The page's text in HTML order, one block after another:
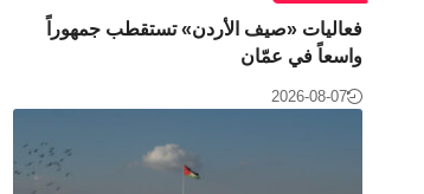
فعاليات «صيف الأردن» تستقطب جمهوراً
واسعاً في عمّان
2026-08-07